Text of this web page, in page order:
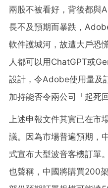
兩股不被看好，背後都與
長不及預期而暴跌，
軟件護城河，故遭大戶恐
人都可以用ChatGPT或
設計，令Adobe使用量及
加持能否令兩公司「起死
上述申報文件其實已在市
議。因為市場普遍預期，
式宣布大型波音客機訂單
也聲稱，中國將購買200